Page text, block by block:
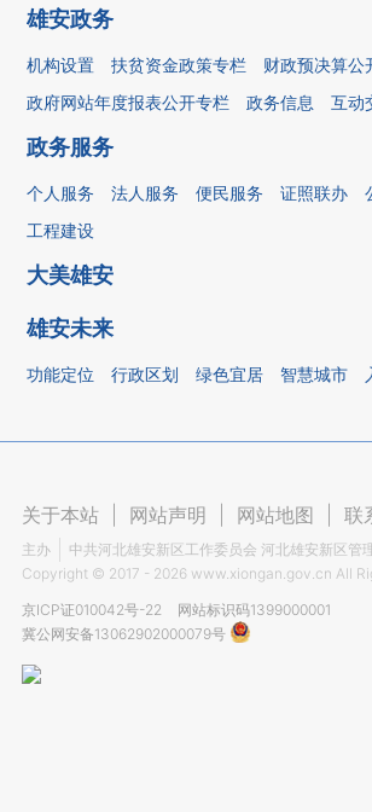
雄安政务
机构设置 扶贫资金政策专栏
财政预决算公
政府网站年度报表公开专栏
政务信息 互动
政务服务
个人服务 法人服务 便民服务 证照联办
工程建设
大美雄安
雄安未来
功能定位 行政区划 绿色宜居 智慧城市
关于本站 网站声明 网站地图 联
主办
中共河北雄安新区工作委员会 河北雄安新区管
Copyright © 2017 - 2026 www.xiongan.gov.cn All
京ICP证010042号-22
网站标识码1399000001
冀公网安备13062902000079号